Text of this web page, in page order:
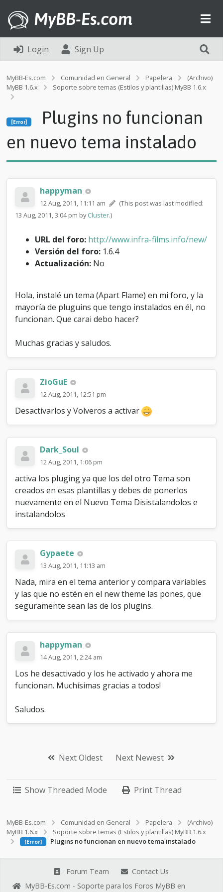
MyBB-Es.com
Login Sign Up
MyBB-Es.com Comunidad en General Papelera
(Archivo)
MyBB 1.6.x
Soporte sobre temas (Estilos y plantillas) MyBB 1.6.x
l
g
n
n
n
n
n
e
o
m
s
a
l
d
[Error]
Plugins no funcionan
en nuevo tema instalado
happyman
12 Aug, 2011, 11:11 am
(This post was last modified:
13 Aug, 2011, 3:04 pm byCluster.)
URL del foro: http://www.infra-films.info/new/
Versión del foro: 1.6.4
Actualización: No
Hola, instalé un tema (Apart Flame) en mi foro, y la
mayoría de pluguins que tengo instalados en él, no
funcionan. Que carai debo hacer?
Muchas gracias y saludos.
ZioGuE
12 Aug, 2011, 12:51 pm
Desactivarlos y Volveros a activar
Dark_Soul
12 Aug, 2011, 1:06 pm
activa los pluging ya que los del otro Tema son
creados en esas plantillas y debes de ponerlos
nuevamente en el Nuevo Tema Disistalandolos e
instalandolos
Gypaete
13 Aug, 2011, 11:13 am
Nada, mira en el tema anterior y compara variables
y las que no estén en el new theme las pones, que
seguramente sean las de los plugins.
happyman
14 Aug, 2011, 2:24 am
Los he desactivado y los he activado y ahora me
funcionan. Muchísimas gracias a todos!
Saludos.
Next Oldest Next Newest
Show Threaded Mode Print Thread
MyBB-Es.com Comunidad en General Papelera
(Archivo)
MyBB 1.6.x
Soporte sobre temas (Estilos y plantillas) MyBB 1.6.x
[Error] Plugins no funcionan en nuevo tema instalado
Forum Team
Contact Us
MyBB-Es.com - Soporte para los Foros MyBB en